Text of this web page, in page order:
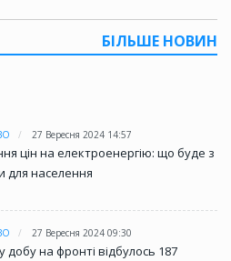
БІЛЬШЕ НОВИН
27 Вересня 2024 14:57
цін на електроенергію: що буде з
для населення
27 Вересня 2024 09:30
добу на фронті відбулось 187